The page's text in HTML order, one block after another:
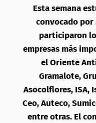
Esta semana
convocado por
participaron
empresas más
el Oriente
Gramalote,
Asocolflores, ISA,
Ceo, Auteco,
entre otras. El